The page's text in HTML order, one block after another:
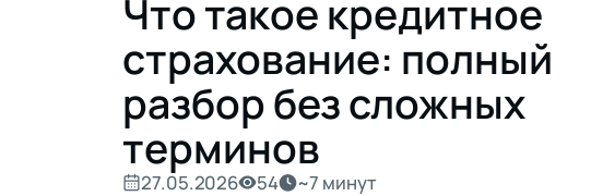
Что такое кредитное
страхование: полный
разбор без сложных
терминов
27.05.2026 54 ~7 минут